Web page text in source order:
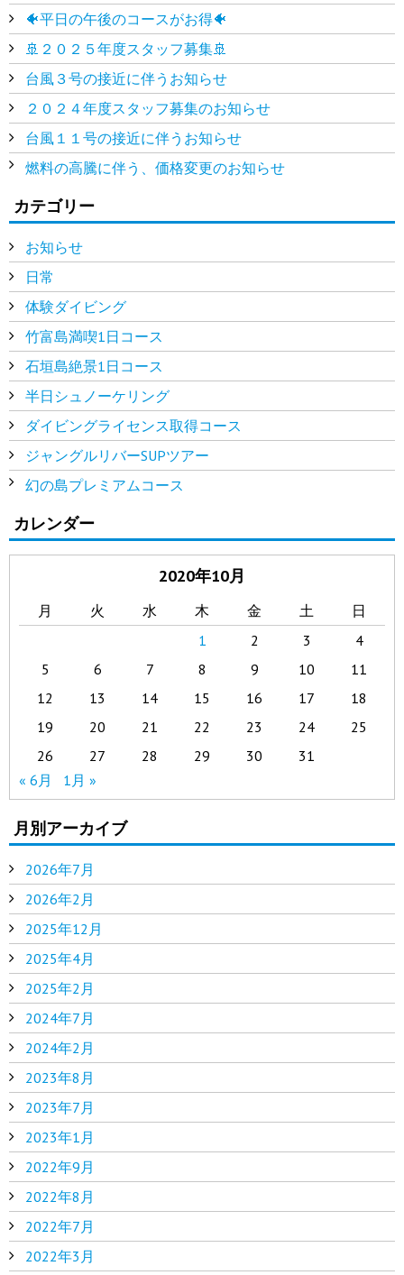
🐠平日の午後のコースがお得🐠
🚢２０２５年度スタッフ募集🚢
台風３号の接近に伴うお知らせ
２０２４年度スタッフ募集のお知らせ
台風１１号の接近に伴うお知らせ
燃料の高騰に伴う、価格変更のお知らせ
カテゴリー
お知らせ
日常
体験ダイビング
竹富島満喫1日コース
石垣島絶景1日コース
半日シュノーケリング
ダイビングライセンス取得コース
ジャングルリバーSUPツアー
幻の島プレミアムコース
カレンダー
2020年10月
月 火 水 木 金 土
日
1
2 3
4
5
6 7 8 9 10
11
12
13 14 15 16 17
18
19
20 21 22 23 24
25
26
27 28 29 30
31
« 6月
1月 »
月別アーカイブ
2026年7月
2026年2月
2025年12月
2025年4月
2025年2月
2024年7月
2024年2月
2023年8月
2023年7月
2023年1月
2022年9月
2022年8月
2022年7月
2022年3月